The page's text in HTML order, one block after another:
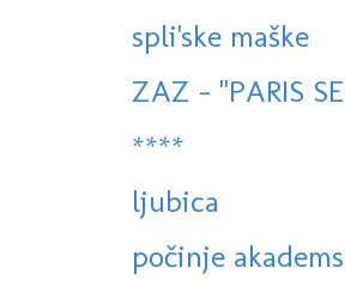
spli'ske maške
ZAZ - "PARIS
****
ljubica
počinje